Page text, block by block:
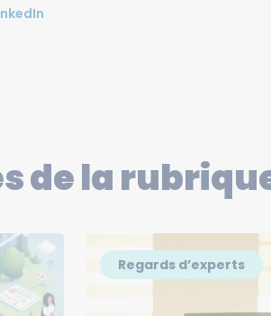
de la
Regards d’experts